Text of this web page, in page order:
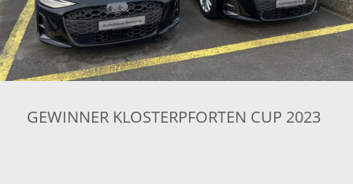
GEWINNER KLOSTERPFORTEN CUP 2023